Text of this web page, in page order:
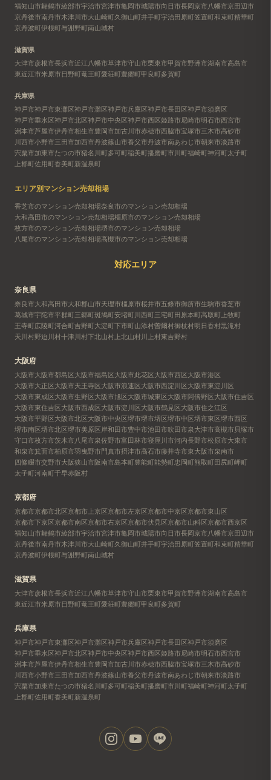
福知山市舞鶴市綾部市宇治市宮津市亀岡市城陽市向日市長岡京市八幡市京田辺市
京丹後市南丹市木津川市大山崎町久御山町井手町宇治田原町笠置町和束町精華町
京丹波町伊根町与謝野町南山城村
滋賀県
大津市彦根市長浜市近江八幡市草津市守山市栗東市甲賀市野洲市湖南市高島市
東近江市米原市日野町竜王町愛荘町豊郷町甲良町多賀町
兵庫県
神戸市神戸市東灘区神戸市灘区神戸市兵庫区神戸市長田区神戸市須磨区
神戸市垂水区神戸市北区神戸市中央区神戸市西区姫路市尼崎市明石市西宮市
洲本市芦屋市伊丹市相生市豊岡市加古川市赤穂市西脇市宝塚市三木市高砂市
川西市小野市三田市加西市丹波篠山市養父市丹波市南あわじ市朝来市淡路市
宍粟市加東市たつの市猪名川町多可町稲美町播磨町市川町福崎町神河町太子町
上郡町佐用町香美町新温泉町
エリア別マンション売却相場
香芝市のマンション売却相場奈良市のマンション売却相場
大和高田市のマンション売却相場橿原市のマンション売却相場
枚方市のマンション売却相場堺市のマンション売却相場
八尾市のマンション売却相場高槻市のマンション売却相場
対応エリア
奈良県
奈良市大和高田市大和郡山市天理市橿原市桜井市五條市御所市生駒市香芝市
葛城市宇陀市平群町三郷町斑鳩町安堵町川西町三宅町田原本町高取町 上牧町
王寺町広陵町河合町吉野町大淀町下市町山添村曽爾村御杖村明日香村黒滝村
天川村野迫川村十津川村下北山村 上北山村川上村東吉野村
大阪府
大阪市大阪市都島区大阪市福島区大阪市此花区大阪市西区大阪市港区
大阪市大正区大阪市天王寺区大阪市浪速区大阪市西淀川区大阪市東淀川区
大阪市東成区大阪市生野区大阪市旭区大阪市城東区大阪市阿倍野区大阪市住吉区
大阪市東住吉区大阪市西成区大阪市淀川区大阪市鶴見区大阪市住之江区
大阪市平野区大阪市北区大阪市中央区堺市堺市堺区堺市中区堺市東区堺市西区
堺市南区堺市北区堺市美原区岸和田市豊中市池田市吹田市泉大津市高槻市 貝塚市
守口市枚方市茨木市八尾市泉佐野市富田林市寝屋川市河内長野市松原市大東市
和泉市箕面市柏原市羽曳野市門真市摂津市高石市藤井寺市東大阪市泉南市
四條畷市交野市大阪狭山市阪南市島本町豊能町能勢町忠岡町熊取町田尻町岬町
太子町河南町千早赤阪村
京都府
京都市京都市北区京都市上京区京都市左京区京都市中京区京都市東山区
京都市下京区京都市南区京都市右京区京都市伏見区京都市山科区京都市西京区
福知山市舞鶴市綾部市宇治市宮津市亀岡市城陽市向日市長岡京市八幡市京田辺市
京丹後市南丹市木津川市大山崎町久御山町井手町宇治田原町笠置町和束町精華町
京丹波町伊根町与謝野町南山城村
滋賀県
大津市彦根市長浜市近江八幡市草津市守山市栗東市甲賀市野洲市湖南市高島市
東近江市米原市日野町竜王町愛荘町豊郷町甲良町多賀町
兵庫県
神戸市神戸市東灘区神戸市灘区神戸市兵庫区神戸市長田区神戸市須磨区
神戸市垂水区神戸市北区神戸市中央区神戸市西区姫路市尼崎市明石市西宮市
洲本市芦屋市伊丹市相生市豊岡市加古川市赤穂市西脇市宝塚市三木市高砂市
川西市小野市三田市加西市丹波篠山市養父市丹波市南あわじ市朝来市淡路市
宍粟市加東市たつの市猪名川町多可町稲美町播磨町市川町福崎町神河町太子町
上郡町佐用町香美町新温泉町